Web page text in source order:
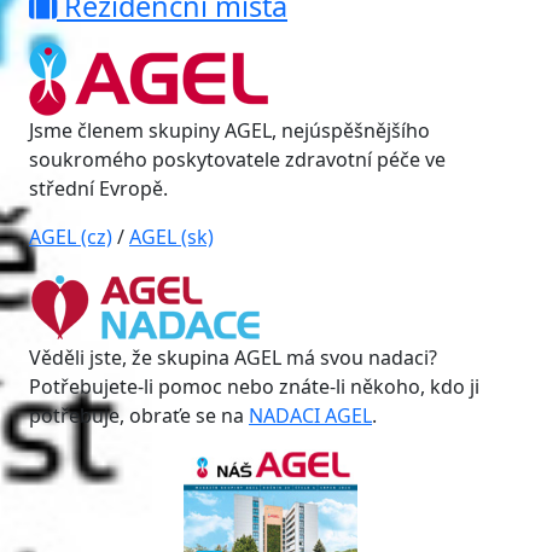
Jsme členem skupiny AGEL, nejúspěšnějšího
soukromého poskytovatele zdravotní péče ve
střední Evropě.
AGEL (cz)/AGEL (sk)
Věděli jste, že skupina AGEL má svou nadaci?
Potřebujete-li pomoc nebo znáte-li někoho, kdo ji
potřebuje, obraťe se na NADACI AGEL.